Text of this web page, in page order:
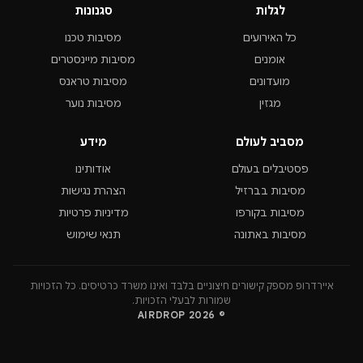
לגלות
כל האירועים
אומנים
מועדונים
מגזין
סגנונות
מסיבות טכנו
מסיבות מיינסטרים
מסיבות טראנס
מסיבות נוער
מסביב לעולם
פסטיבלים בעולם
מסיבות בברזיל
מסיבות בקורפו
מסיבות באתונה
מידע
אודותינו
הצהרת נגישות
מדיניות פרטיות
תנאי שימוש
איירדרופ מספק קישורים חיצוניים בלבד ואינו משרד כרטיסים. כל הזכויות
שמורות לבעלי הזכויות.
© 2026 AIRDROP